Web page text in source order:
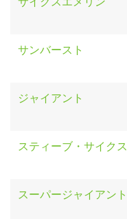
サンバースト
ジャイアント
スティーブ・サイクス
スーパージャイアント